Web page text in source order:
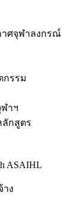
าศจุฬาลงกรณ์
กรรม
าฯ
กสูตร
ASAIHL
าง